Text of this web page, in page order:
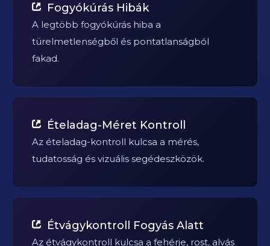
Fogyókúrás Hibák
A legtöbb fogyókúrás hiba a
türelmetlenségből és pontatlanságból
fakad.
Ételadag-Méret Kontroll
Az ételadag-kontroll kulcsa a mérés,
tudatosság és vizuális segédeszközök.
Étvágykontroll Fogyás Alatt
Az étvágykontroll kulcsa a fehérje, rost, alvás